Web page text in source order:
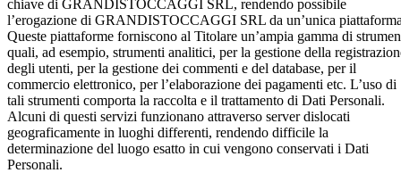
chiave di GRANDISTOCCAGGI SRL, rendendo possibile
l’erogazione di GRANDISTOCCAGGI SRL da un’unica
Queste piattaforme forniscono al Titolare un’ampia gamma di
quali, ad esempio, strumenti analitici, per la gestione della
degli utenti, per la gestione dei commenti e del database, per il
commercio elettronico, per l’elaborazione dei pagamenti etc. L’uso di
tali strumenti comporta la raccolta e il trattamento di Dati Personali.
Alcuni di questi servizi funzionano attraverso server dislocati
geograficamente in luoghi differenti, rendendo difficile la
determinazione del luogo esatto in cui vengono conservati i Dati
Personali.